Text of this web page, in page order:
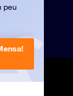
peu